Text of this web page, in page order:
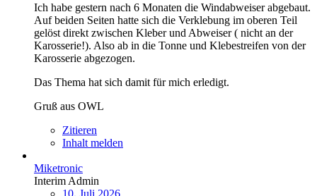
Ich habe gestern nach 6 Monaten die Windabweiser abgebaut.
Auf beiden Seiten hatte sich die Verklebung im oberen Teil
gelöst direkt zwischen Kleber und Abweiser ( nicht an der
Karosserie!). Also ab in die Tonne und Klebestreifen von der
Karosserie abgezogen.
Das Thema hat sich damit für mich erledigt.
Gruß aus OWL
Zitieren
Inhalt melden
Miketronic
Interim Admin
10. Juli 2026